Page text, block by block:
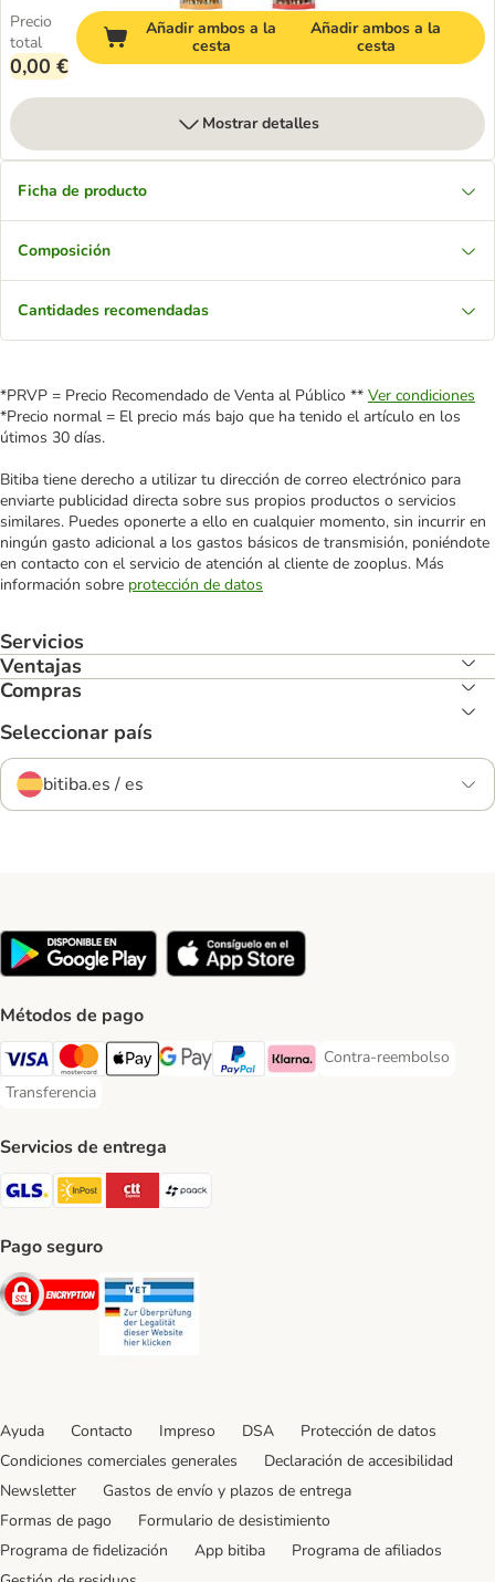
Precio
total
0,00 €
Añadir ambos a la
cesta
Añadir ambos a la
cesta
Mostrar detalles
Ficha de producto
Composición
Cantidades recomendadas
*PRVP = Precio Recomendado de Venta al Público ** Ver condiciones
*Precio normal = El precio más bajo que ha tenido el artículo en los
útimos 30 días.
Bitiba tiene derecho a utilizar tu dirección de correo electrónico para
enviarte publicidad directa sobre sus propios productos o servicios
similares. Puedes oponerte a ello en cualquier momento, sin incurrir en
ningún gasto adicional a los gastos básicos de transmisión, poniéndote
en contacto con el servicio de atención al cliente de zooplus. Más
información sobre protección de datos
Servicios
Ventajas
Compras
Seleccionar país
bitiba.es / es
Métodos de pago
Visa Payment Method
Mastercard Payment Method
Apple Pay Payment Method
Google Pay Payment Method
PayPal Payment Method
Klarna Payment Method
Contra-reembolso
Contra-reembolso
Transferencia
Transferencia Payment Method
Servicios de entrega
GLS Shipping Method
InPost Shipping Method
CTTExpress Shipping Method
paack Shipping Method
Pago seguro
Security
Ayuda Contacto Impreso DSA
Protección de datos
Condiciones comerciales generales
Declaración de accesibilidad
Newsletter
Gastos de envío y plazos de entrega
Formas de pago
Formulario de desistimiento
Programa de fidelización
App bitiba
Programa de afiliados